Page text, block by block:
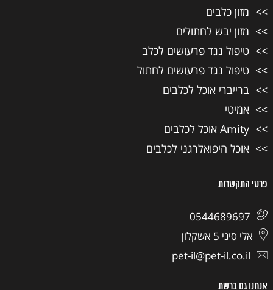
מזון כלבים
מזון יבש לחתולים
טיפול נגד פרעושים לכלב
טיפול נגד פרעושים לחתול
ברייברי אוכל לכלבים
אמיטי
Amity אוכל לכלבים
אוכל היפואלרגני לכלבים
פרטי התקשרות
0544689697
אלי סיני 5 אשקלון
pet-il@pet-il.co.il
אנחנו גם ברשת